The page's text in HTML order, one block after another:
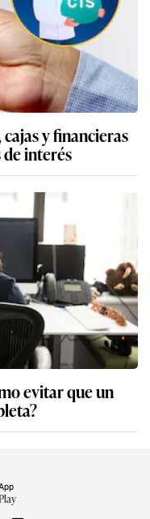
y financieras
de interés
evitar que un